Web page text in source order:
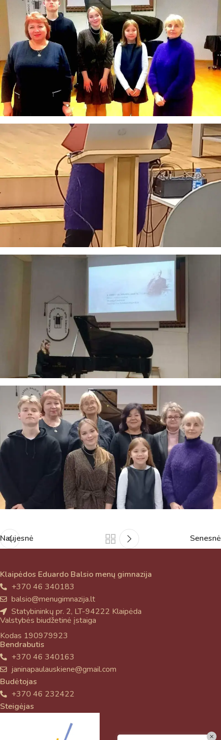
Naujesnė Senesnė
Klaipėdos Eduardo Balsio menų gimnazija
+370 46 340183
balsio@menugimnazija.lt
Statybininkų pr. 2, LT-94222 Klaipėda
Valstybės biudžetinė įstaiga
Kodas 190979923
Bendrabutis
+370 46 340163
janinapaulauskiene@gmail.com
Budėtojas
+370 46 232422
Steigėjas
×